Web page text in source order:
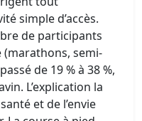
simple d’accès.
de participants
semi-
de 19 % à 38 %,
L’explication la
et de l’envie